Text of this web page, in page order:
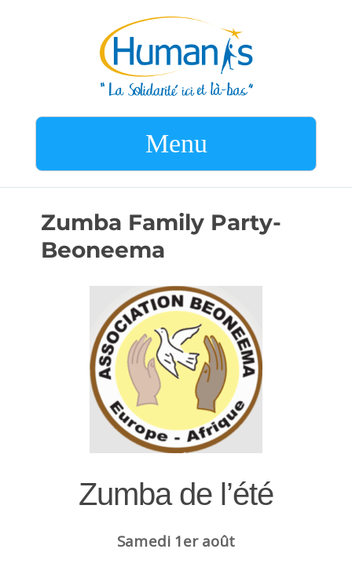
Menu
Zumba Family Party-
Beoneema
Zumba de l’été
Samedi 1er août